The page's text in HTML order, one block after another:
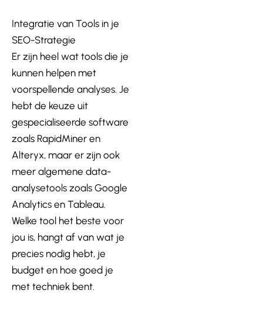
Integratie van Tools in je
SEO-Strategie
Er zijn heel wat tools die je
kunnen helpen met
voorspellende analyses. Je
hebt de keuze uit
gespecialiseerde software
zoals RapidMiner en
Alteryx, maar er zijn ook
meer algemene data-
analysetools zoals Google
Analytics en Tableau.
Welke tool het beste voor
jou is, hangt af van wat je
precies nodig hebt, je
budget en hoe goed je
met techniek bent.